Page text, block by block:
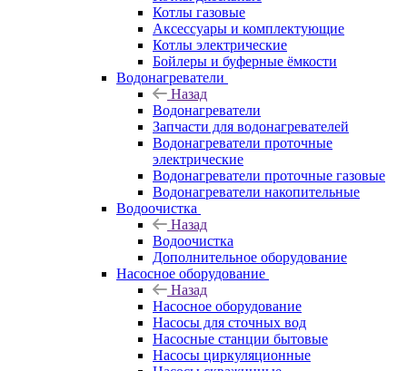
Котлы газовые
Аксессуары и комплектующие
Котлы электрические
Бойлеры и буферные ёмкости
Водонагреватели
Назад
Водонагреватели
Запчасти для водонагревателей
Водонагреватели проточные
электрические
Водонагреватели проточные газовые
Водонагреватели накопительные
Водоочистка
Назад
Водоочистка
Дополнительное оборудование
Насосное оборудование
Назад
Насосное оборудование
Насосы для сточных вод
Насосные станции бытовые
Насосы циркуляционные